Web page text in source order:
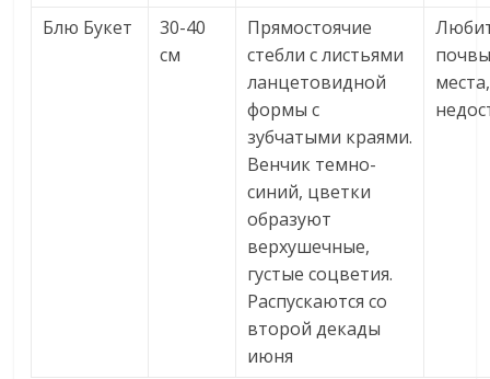
Блю Букет
30-40
см
Прямостоячие
стебли с листьями
ланцетовидной
формы с
зубчатыми краями.
Венчик темно-
синий, цветки
образуют
верхушечные,
густые соцветия.
Распускаются со
второй декады
июня